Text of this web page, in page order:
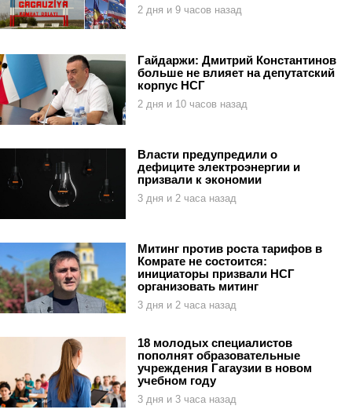
2 дня и 9 часов назад
Гайдаржи: Дмитрий Константинов
больше не влияет на депутатский
корпус НСГ
2 дня и 10 часов назад
Власти предупредили о
дефиците электроэнергии и
призвали к экономии
3 дня и 2 часа назад
Митинг против роста тарифов в
Комрате не состоится:
инициаторы призвали НСГ
организовать митинг
3 дня и 2 часа назад
18 молодых специалистов
пополнят образовательные
учреждения Гагаузии в новом
учебном году
3 дня и 3 часа назад